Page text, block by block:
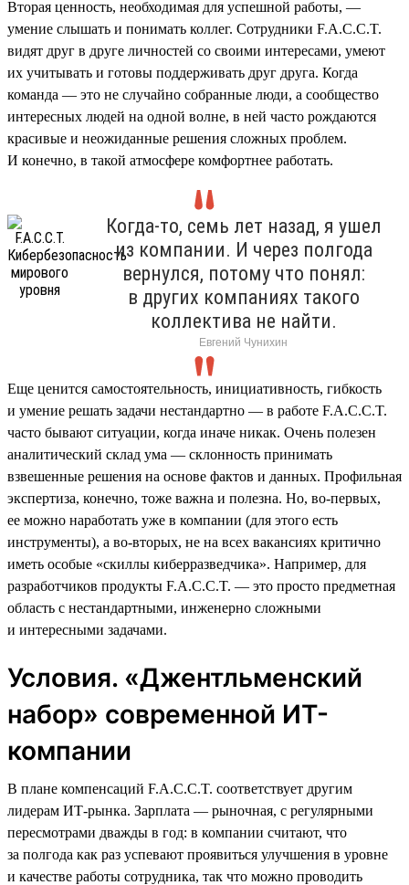
Вторая ценность, необходимая для успешной работы, —
умение слышать и понимать коллег. Сотрудники F.A.C.C.T.
видят друг в друге личностей со своими интересами, умеют
их учитывать и готовы поддерживать друг друга. Когда
команда — это не случайно собранные люди, а сообщество
интересных людей на одной волне, в ней часто рождаются
красивые и неожиданные решения сложных проблем.
И конечно, в такой атмосфере комфортнее работать.
Когда-то, семь лет назад, я ушел
из компании. И через полгода
вернулся, потому что понял:
в других компаниях такого
коллектива не найти.
Евгений Чунихин
Еще ценится самостоятельность, инициативность, гибкость
и умение решать задачи нестандартно — в работе F.A.C.C.T.
часто бывают ситуации, когда иначе никак. Очень полезен
аналитический склад ума — склонность принимать
взвешенные решения на основе фактов и данных. Профильная
экспертиза, конечно, тоже важна и полезна. Но, во-первых,
ее можно наработать уже в компании (для этого есть
инструменты), а во-вторых, не на всех вакансиях критично
иметь особые «скиллы киберразведчика». Например, для
разработчиков продукты F.A.C.C.T. — это просто предметная
область с нестандартными, инженерно сложными
и интересными задачами.
Условия. «Джентльменский
набор» современной ИТ-
компании
В плане компенсаций F.A.C.C.T. соответствует другим
лидерам ИТ-рынка. Зарплата — рыночная, с регулярными
пересмотрами дважды в год: в компании считают, что
за полгода как раз успевают проявиться улучшения в уровне
и качестве работы сотрудника, так что можно проводить